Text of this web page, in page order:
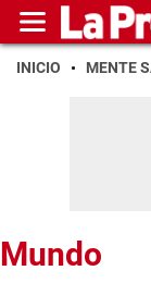
INICIO MENTE
Mundo